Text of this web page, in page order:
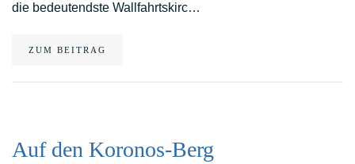
die bedeutendste Wallfahrtskirc…
ZUM BEITRAG
Auf den Koronos-Berg